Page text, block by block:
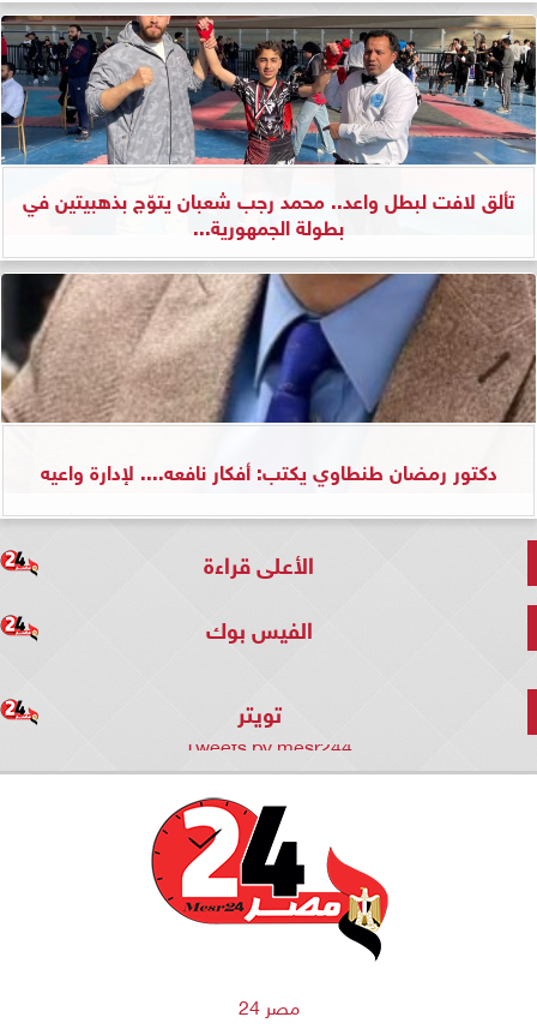
تألق لافت لبطل واعد.. محمد رجب شعبان يتوّج بذهبيتين في
بطولة الجمهورية...
دكتور رمضان طنطاوي يكتب: أفكار نافعه.... لإدارة واعيه
الأعلى قراءة
الفيس بوك
تويتر
Tweets by mesr244
مصر 24